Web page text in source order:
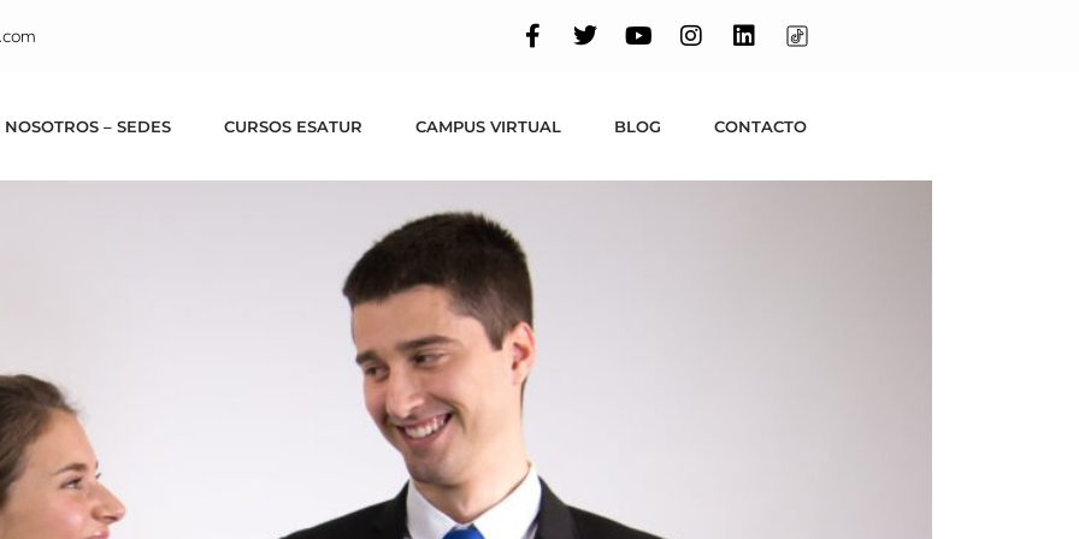
– SEDES CURSOS ESATUR CAMPUS VIRTUAL BLOG CONTACTO
de Vuelo en Madrid y